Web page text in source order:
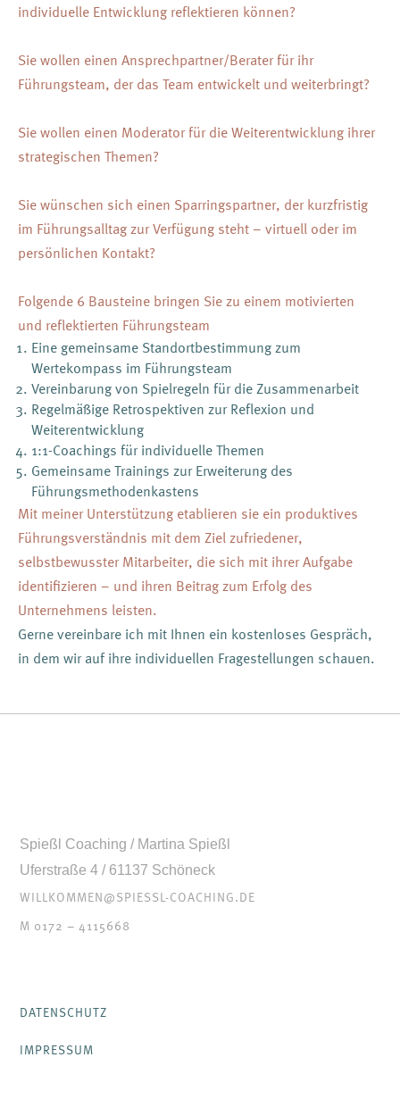
individuelle Entwicklung reflektieren können?
Sie wollen einen Ansprechpartner/Berater für ihr
Führungsteam, der das Team entwickelt und weiterbringt?
Sie wollen einen Moderator für die Weiterentwicklung ihrer
strategischen Themen?
Sie wünschen sich einen Sparringspartner, der kurzfristig
im Führungsalltag zur Verfügung steht – virtuell oder im
persönlichen Kontakt?
Folgende 6 Bausteine bringen Sie zu einem motivierten
und reflektierten Führungsteam
Eine gemeinsame Standortbestimmung zum
Wertekompass im Führungsteam
Vereinbarung von Spielregeln für die Zusammenarbeit
Regelmäßige Retrospektiven zur Reflexion und
Weiterentwicklung
1:1-Coachings für individuelle Themen
Gemeinsame Trainings zur Erweiterung des
Führungsmethodenkastens
Mit meiner Unterstützung etablieren sie ein produktives
Führungsverständnis mit dem Ziel zufriedener,
selbstbewusster Mitarbeiter, die sich mit ihrer Aufgabe
identifizieren – und ihren Beitrag zum Erfolg des
Unternehmens leisten.
Gerne vereinbare ich mit Ihnen ein kostenloses Gespräch,
in dem wir auf ihre individuellen Fragestellungen schauen.
Spießl Coaching / Martina Spießl
Uferstraße 4 / 61137 Schöneck
WILLKOMMEN@SPIESSL-COACHING.DE
M 0172 – 4115668
DATENSCHUTZ
IMPRESSUM